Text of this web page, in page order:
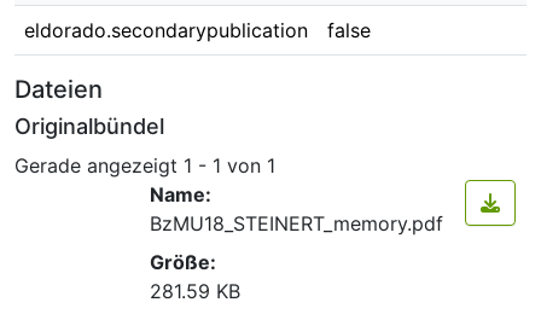
eldorado.secondarypublication false
Dateien
Originalbündel
Gerade angezeigt 1 - 1 von 1
Name:
BzMU18_STEINERT_memory.pdf
Größe:
281.59 KB